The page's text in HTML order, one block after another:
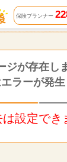
保険プランナー
ジが存在し
ラーが発
は設定でき